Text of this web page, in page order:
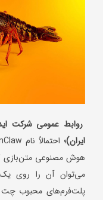
روابط عمومی شرکت
ایران)؛
می‌توان آن را روی
پلت‌فرم‌های محبوب چت